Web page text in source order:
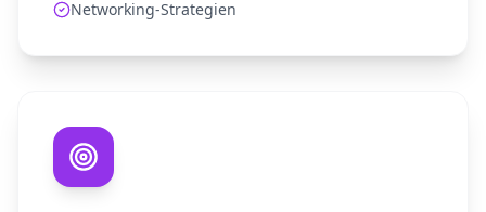
Networking-Strategien